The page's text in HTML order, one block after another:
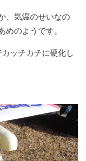
、気温のせいなの
のようです。
ッチカチに硬化し